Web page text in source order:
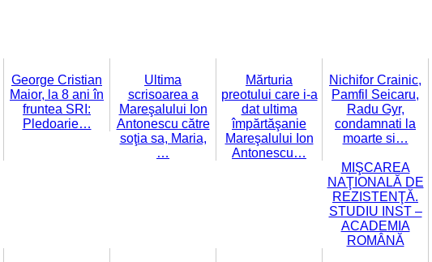
George Cristian
Maior, la 8 ani în
fruntea SRI:
Pledoarie…
Ultima
scrisoarea a
Mareşalului Ion
Antonescu către
soţia sa, Maria,
…
Mărturia
preotului care i-a
dat ultima
împărtăşanie
Mareşalului Ion
Antonescu…
Nichifor Crainic,
Pamfil Seicaru,
Radu Gyr,
condamnati la
moarte si…
MIŞCAREA
NAŢIONALĂ DE
REZISTENŢĂ.
STUDIU INST –
ACADEMIA
ROMÂNĂ